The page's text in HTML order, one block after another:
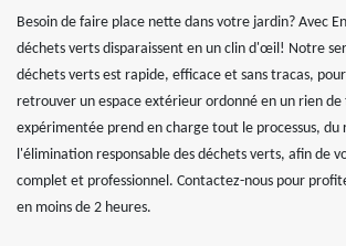
Besoin de faire place nette dans votre jardin? Avec
déchets verts disparaissent en un clin d'œil! Notre
déchets verts est rapide, efficace et sans tracas,
retrouver un espace extérieur ordonné en un rien
expérimentée prend en charge tout le processus, du
l'élimination responsable des déchets verts, afin de
complet et professionnel. Contactez-nous pour
en moins de 2 heures.